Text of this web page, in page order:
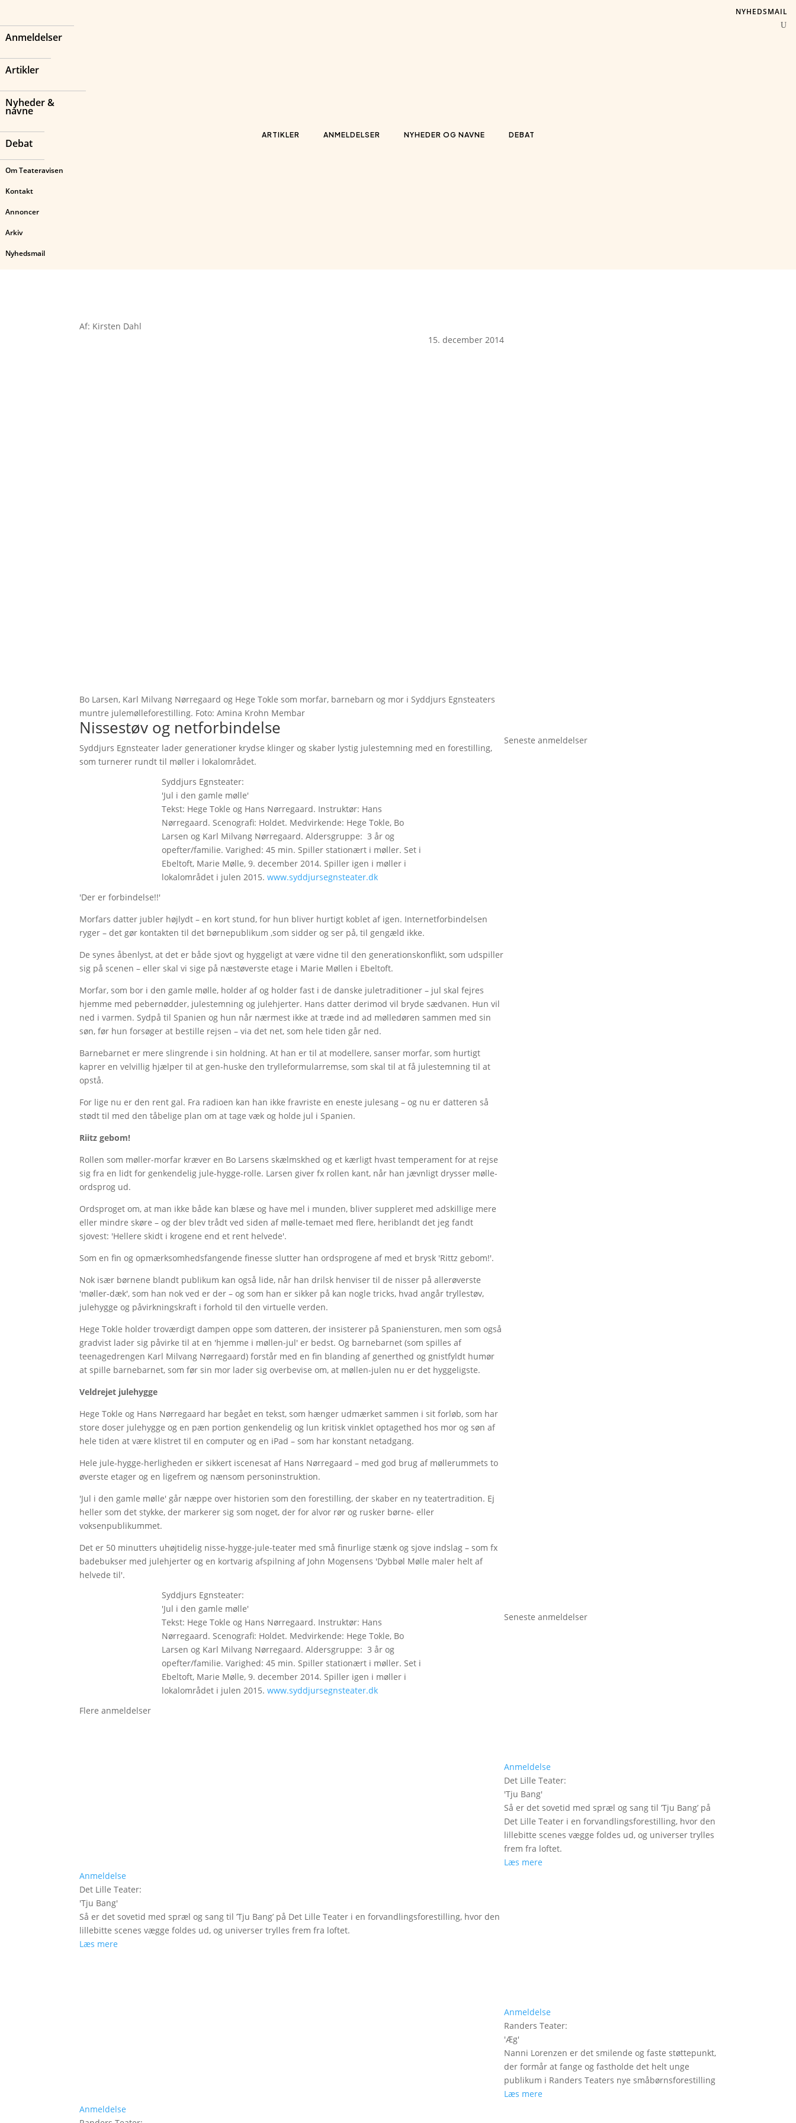
Anmeldelser
Artikler
Nyheder &
navne
Debat
Om Teateravisen
Kontakt
Annoncer
Arkiv
Nyhedsmail
ARTIKLER ANMELDELSER NYHEDER OG NAVNE DEBAT
NYHEDSMAIL
Af: Kirsten Dahl
15. december 2014
Bo Larsen, Karl Milvang Nørregaard og Hege Tokle som morfar, barnebarn og mor i Syddjurs Egnsteaters
muntre julemølleforestilling. Foto: Amina Krohn Membar
Nissestøv og netforbindelse
Syddjurs Egnsteater lader generationer krydse klinger og skaber lystig julestemning med en forestilling,
som turnerer rundt til møller i lokalområdet.
Syddjurs Egnsteater:
'Jul i den gamle mølle'
Tekst: Hege Tokle og Hans Nørregaard. Instruktør: Hans
Nørregaard. Scenografi: Holdet. Medvirkende: Hege Tokle, Bo
Larsen og Karl Milvang Nørregaard. Aldersgruppe: 3 år og
opefter/familie. Varighed: 45 min. Spiller stationært i møller. Set i
Ebeltoft, Marie Mølle, 9. december 2014. Spiller igen i møller i
lokalområdet i julen 2015. www.syddjursegnsteater.dk
'Der er forbindelse!!'
Morfars datter jubler højlydt – en kort stund, for hun bliver hurtigt koblet af igen. Internetforbindelsen
ryger – det gør kontakten til det børnepublikum ,som sidder og ser på, til gengæld ikke.
De synes åbenlyst, at det er både sjovt og hyggeligt at være vidne til den generationskonflikt, som udspiller
sig på scenen – eller skal vi sige på næstøverste etage i Marie Møllen i Ebeltoft.
Morfar, som bor i den gamle mølle, holder af og holder fast i de danske juletraditioner – jul skal fejres
hjemme med pebernødder, julestemning og julehjerter. Hans datter derimod vil bryde sædvanen. Hun vil
ned i varmen. Sydpå til Spanien og hun når nærmest ikke at træde ind ad mølledøren sammen med sin
søn, før hun forsøger at bestille rejsen – via det net, som hele tiden går ned.
Barnebarnet er mere slingrende i sin holdning. At han er til at modellere, sanser morfar, som hurtigt
kaprer en velvillig hjælper til at gen-huske den trylleformularremse, som skal til at få julestemning til at
opstå.
For lige nu er den rent gal. Fra radioen kan han ikke fravriste en eneste julesang – og nu er datteren så
stødt til med den tåbelige plan om at tage væk og holde jul i Spanien.
Riitz gebom!
Rollen som møller-morfar kræver en Bo Larsens skælmskhed og et kærligt hvast temperament for at rejse
sig fra en lidt for genkendelig jule-hygge-rolle. Larsen giver fx rollen kant, når han jævnligt drysser mølle-
ordsprog ud.
Ordsproget om, at man ikke både kan blæse og have mel i munden, bliver suppleret med adskillige mere
eller mindre skøre – og der blev trådt ved siden af mølle-temaet med flere, heriblandt det jeg fandt
sjovest: 'Hellere skidt i krogene end et rent helvede'.
Som en fin og opmærksomhedsfangende finesse slutter han ordsprogene af med et brysk 'Rittz gebom!'.
Nok især børnene blandt publikum kan også lide, når han drilsk henviser til de nisser på allerøverste
'møller-dæk', som han nok ved er der – og som han er sikker på kan nogle tricks, hvad angår tryllestøv,
julehygge og påvirkningskraft i forhold til den virtuelle verden.
Hege Tokle holder troværdigt dampen oppe som datteren, der insisterer på Spaniensturen, men som også
gradvist lader sig påvirke til at en 'hjemme i møllen-jul' er bedst. Og barnebarnet (som spilles af
teenagedrengen Karl Milvang Nørregaard) forstår med en fin blanding af generthed og gnistfyldt humør
at spille barnebarnet, som før sin mor lader sig overbevise om, at møllen-julen nu er det hyggeligste.
Veldrejet julehygge
Hege Tokle og Hans Nørregaard har begået en tekst, som hænger udmærket sammen i sit forløb, som har
store doser julehygge og en pæn portion genkendelig og lun kritisk vinklet optagethed hos mor og søn af
hele tiden at være klistret til en computer og en iPad – som har konstant netadgang.
Hele jule-hygge-herligheden er sikkert iscenesat af Hans Nørregaard – med god brug af møllerummets to
øverste etager og en ligefrem og nænsom personinstruktion.
'Jul i den gamle mølle' går næppe over historien som den forestilling, der skaber en ny teatertradition. Ej
heller som det stykke, der markerer sig som noget, der for alvor rør og rusker børne- eller
voksenpublikummet.
Det er 50 minutters uhøjtidelig nisse-hygge-jule-teater med små finurlige stænk og sjove indslag – som fx
badebukser med julehjerter og en kortvarig afspilning af John Mogensens 'Dybbøl Mølle maler helt af
helvede til'.
Syddjurs Egnsteater:
'Jul i den gamle mølle'
Tekst: Hege Tokle og Hans Nørregaard. Instruktør: Hans
Nørregaard. Scenografi: Holdet. Medvirkende: Hege Tokle, Bo
Larsen og Karl Milvang Nørregaard. Aldersgruppe: 3 år og
opefter/familie. Varighed: 45 min. Spiller stationært i møller. Set i
Ebeltoft, Marie Mølle, 9. december 2014. Spiller igen i møller i
lokalområdet i julen 2015. www.syddjursegnsteater.dk
Flere anmeldelser
Anmeldelse
Det Lille Teater:
'Tju Bang'
Så er det sovetid med spræl og sang til ’Tju Bang’ på Det Lille Teater i en forvandlingsforestilling, hvor den
lillebitte scenes vægge foldes ud, og universer trylles frem fra loftet.
Læs mere
Anmeldelse
Seneste anmeldelser
Seneste anmeldelser
Anmeldelse
Det Lille Teater:
'Tju Bang'
Så er det sovetid med spræl og sang til ’Tju Bang’ på
Det Lille Teater i en forvandlingsforestilling, hvor den
lillebitte scenes vægge foldes ud, og universer trylles
frem fra loftet.
Læs mere
Anmeldelse
Randers Teater:
'Æg'
Nanni Lorenzen er det smilende og faste støttepunkt,
der formår at fange og fastholde det helt unge
publikum i Randers Teaters nye småbørnsforestilling
Læs mere